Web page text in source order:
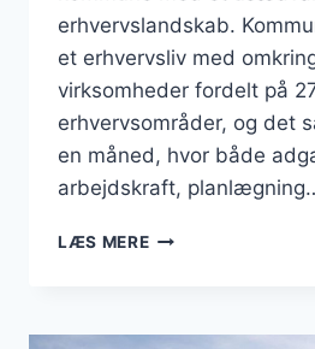
erhvervslandskab.
et erhvervsliv med
virksomheder fordelt på
erhvervsområder, og det
en måned, hvor både
arbejdskraft,
LÆS MEREBUSINESS
ET